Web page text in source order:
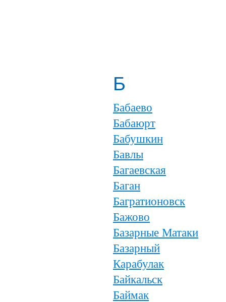
Б
Бабаево
Бабаюрт
Бабушкин
Бавлы
Багаевская
Баган
Багратионовск
Бажово
Базарные Матаки
Базарный
Карабулак
Байкальск
Баймак